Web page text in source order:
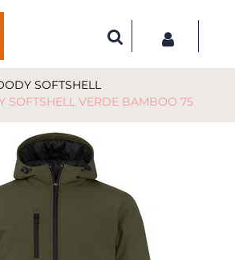
SOFTSHELL
SOFTSHELL VERDE BAMBOO 75